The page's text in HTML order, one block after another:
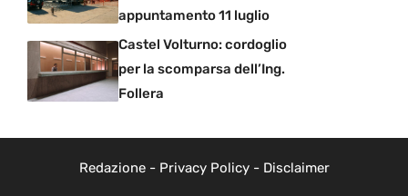
appuntamento 11 luglio
Castel Volturno: cordoglio
per la scomparsa dell’Ing.
Follera
Redazione- Privacy Policy- Disclaimer